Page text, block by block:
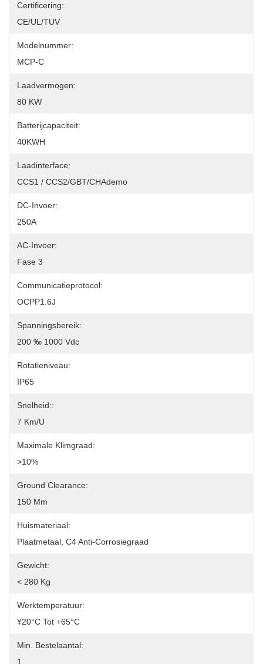
Certificering:
CE/UL/TUV
Modelnummer:
MCP-C
Laadvermogen:
80 KW
Batterijcapaciteit:
40KWH
Laadinterface:
CCS1 / CCS2/GBT/CHAdemo
DC-Invoer:
250A
AC-Invoer:
Fase 3
Communicatieprotocol:
OCPP1.6J
Spanningsbereik:
200 ‰ 1000 Vdc
Rotatieniveau:
IP65
Snelheid::
7 Km/u
Maximale Klimgraad:
>10%
Ground Clearance:
150 Mm
Huismateriaal:
Plaatmetaal, C4 Anti-Corrosiegraad
Gewicht:
< 280 Kg
Werktemperatuur:
¥20°C Tot +65°C
Min. Bestelaantal:
1